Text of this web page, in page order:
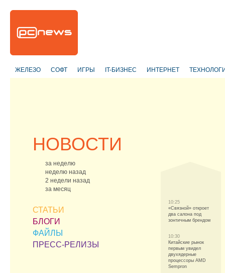
ЖЕЛЕЗО СОФТ ИГРЫ IT-БИЗНЕС ИНТЕРНЕТ
НОВОСТИ
за неделю
неделю назад
2 недели назад
за месяц
СТАТЬИ
БЛОГИ
ФАЙЛЫ
ПРЕСС-РЕЛИЗЫ
10:25
«Связной» откроет
два салона под
зонтичным брендом
10:30
Китайские рынок
первым увидел
двухядерные
процессоры AMD
Sempron